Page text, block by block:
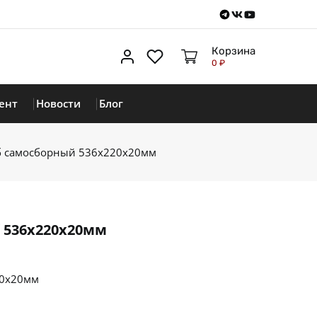
Telegram
VKontakte
Youtube
Личный кабинет
ИзбранноеКорзина
0 ₽
Новости Блог
самосборный 536х220х20мм